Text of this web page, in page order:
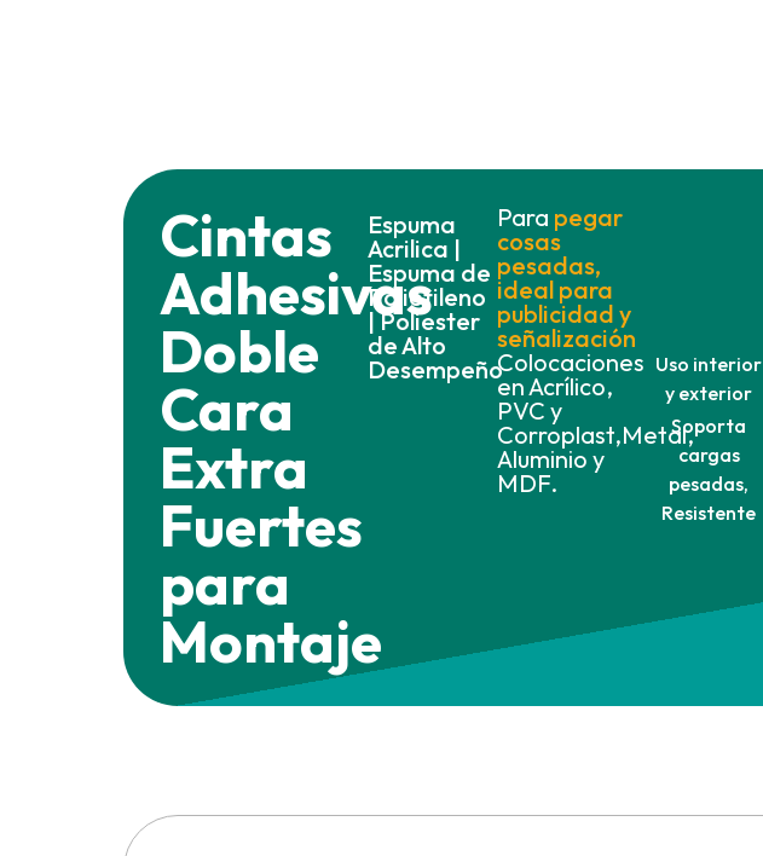
Cintas
Adhesivas
Doble
Cara
Extra
Fuertes
para
Montaje
Espuma
Acrilica |
Espuma de
Polietileno
| Poliester
de Alto
Desempeño
Para pegar
cosas
pesadas,
ideal para
publicidad y
señalización
Colocaciones
en Acrílico,
PVC y
Corroplast,Metal,
Aluminio y
MDF.
Uso interior
y exterior
Soporta
cargas
pesadas,
Resistente